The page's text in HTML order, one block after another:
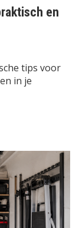
en
tips voor
in je